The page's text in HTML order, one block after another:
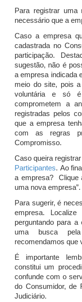
Para registrar uma
necessário que a
Caso a empresa
cadastrada no
participação.
sugestão, não é
a empresa indicada
meio do site, pois a
voluntária e só
comprometem a
registradas pelos
que a empresa
com as regras
Compromisso.
Caso queira
Participantes. Ao
a empresa? Clique
uma nova empresa”.
Para sugerir, é
empresa.
perguntando para
uma busca
recomendamos que
É importante
constitui um
confunde com o
do Consumidor, de
Judiciário.